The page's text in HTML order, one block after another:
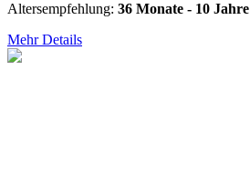
Altersempfehlung: 36 Monate - 10 Jahre
Mehr Details